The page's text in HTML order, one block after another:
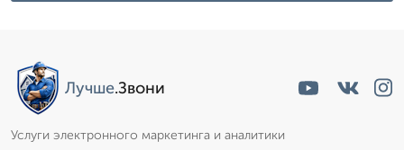
Лучше.Звони
Услуги электронного маркетинга и аналитики